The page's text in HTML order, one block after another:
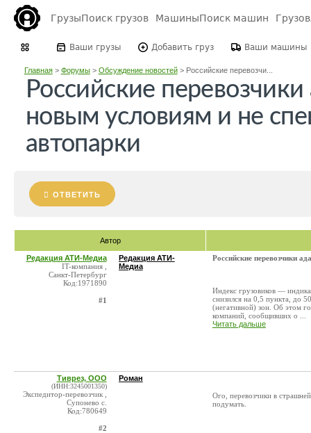
ГрузыПоиск грузов МашиныПоиск машин
Ваши грузы Добавить груз Ваши машины
Главная> Форумы> Обсуждение новостей> Российские перевозчи...
Российские
новым условиям и не
автопарки
ОТВЕТИТЬ
Автор
Редакция АТИ-Медиа
IT-компания ,
Санкт-Петербург
Код:1971890
#1
Редакция АТИ-
Медиа
Российские перевозчики
Индекс грузовиков —
снизился на 0,5 пункта, до
(негативной) зон. Об этом
компаний, сообщивших о ...
Читать дальше
Тиврез, ООО
(ИНН:3245001350)
Экспедитор-перевозчик ,
Супонево с.
Код:780649
#2
Роман
Ого, перевозчики в
подумать.